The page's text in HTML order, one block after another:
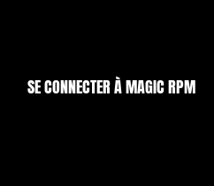
SE CONNECTER À MAGIC RPM